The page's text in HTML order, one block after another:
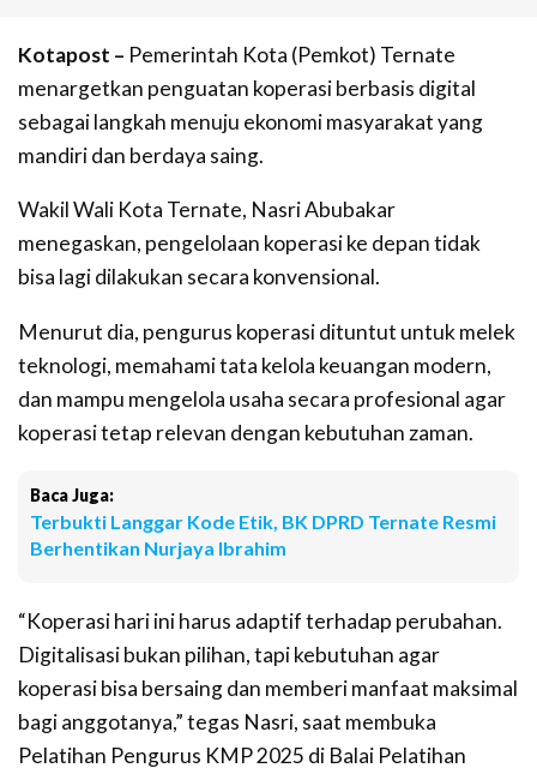
Kotapost – Pemerintah Kota (Pemkot) Ternate
menargetkan penguatan koperasi berbasis digital
sebagai langkah menuju ekonomi masyarakat yang
mandiri dan berdaya saing.
Wakil Wali Kota Ternate, Nasri Abubakar
menegaskan, pengelolaan koperasi ke depan tidak
bisa lagi dilakukan secara konvensional.
Menurut dia, pengurus koperasi dituntut untuk melek
teknologi, memahami tata kelola keuangan modern,
dan mampu mengelola usaha secara profesional agar
koperasi tetap relevan dengan kebutuhan zaman.
Baca Juga:
Terbukti Langgar Kode Etik, BK DPRD Ternate Resmi
Berhentikan Nurjaya Ibrahim
“Koperasi hari ini harus adaptif terhadap perubahan.
Digitalisasi bukan pilihan, tapi kebutuhan agar
koperasi bisa bersaing dan memberi manfaat maksimal
bagi anggotanya,” tegas Nasri, saat membuka
Pelatihan Pengurus KMP 2025 di Balai Pelatihan